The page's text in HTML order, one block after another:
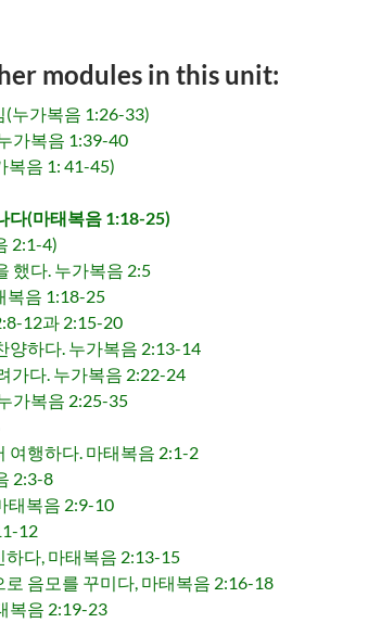
modules in this unit:
(누가복음 1:26-33)
가복음 1:39-40
복음 1: 41-45)
다(마태복음 1:18-25)
2:1-4)
했다. 누가복음 2:5
복음 1:18-25
12과 2:15-20
양하다. 누가복음 2:13-14
가다. 누가복음 2:22-24
가복음 2:25-35
여행하다. 마태복음 2:1-2
2:3-8
태복음 2:9-10
12
다, 마태복음 2:13-15
음모를 꾸미다, 마태복음 2:16-18
복음 2:19-23